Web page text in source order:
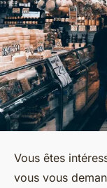
Vous êtes
vous vous